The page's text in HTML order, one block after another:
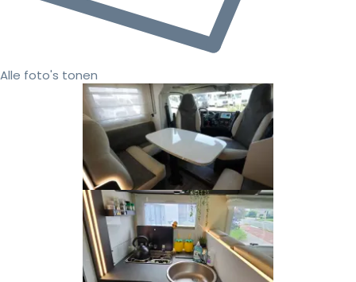
Alle foto's tonen